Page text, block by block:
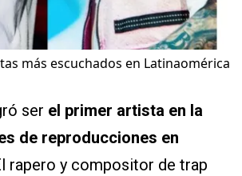
más escuchados en Latinaomérica
ser el primer artista en la
de reproducciones en
rapero y compositor de trap